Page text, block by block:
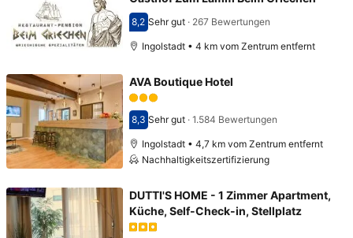
Bewertet mit 8,2
8,2 Sehr gut· 267 Bewertungen
Ingolstadt • 4 km vom Zentrum entfernt
AVA Boutique Hotel
Bewertet mit 8,3
8,3 Sehr gut· 1.584 Bewertungen
Ingolstadt • 4,7 km vom Zentrum entfernt
Nachhaltigkeitszertifizierung
DUTTI'S HOME - 1 Zimmer Apartment,
Küche, Self-Check-in, Stellplatz